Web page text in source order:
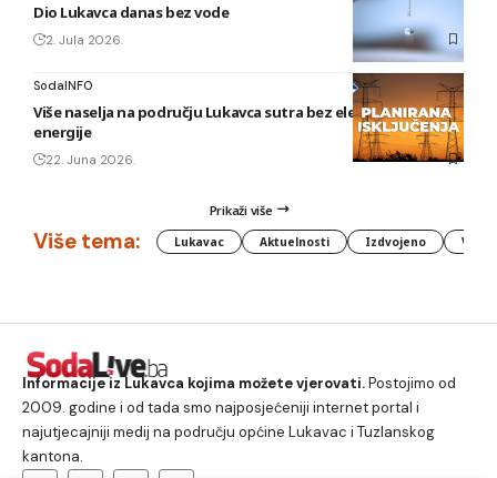
Dio Lukavca danas bez vode
2. Jula 2026.
SodaINFO
Više naselja na području Lukavca sutra bez električne
energije
22. Juna 2026.
Prikaži više
Više tema: Lukavac Aktuelnosti Izdvojeno
Informacije iz Lukavca kojima možete vjerovati.Postojimo od
2009. godine i od tada smo najposjećeniji internet portal i
najutjecajniji medij na području općine Lukavac i Tuzlanskog
kantona.